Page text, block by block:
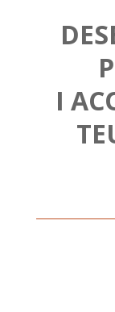
I